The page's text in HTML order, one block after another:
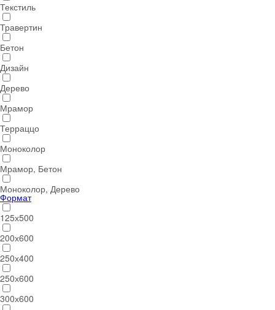
Текстиль
Травертин
Бетон
Дизайн
Дерево
Мрамор
Терраццо
Моноколор
Мрамор, Бетон
Моноколор, Дерево
Формат
125х500
200х600
250х400
250х600
300х600